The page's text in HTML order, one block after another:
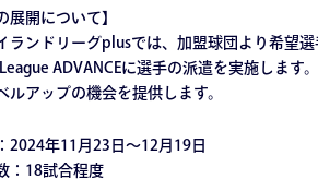
展開について】
ランドリーグplusでは、加盟球団より希望
ADVANCEに選手の派遣を実施します
ルアップの機会を提供します。
2024年11月23日～12月19日
：18試合程度